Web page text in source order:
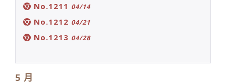
No.1211 04/14
No.1212 04/21
No.1213 04/28
5 月